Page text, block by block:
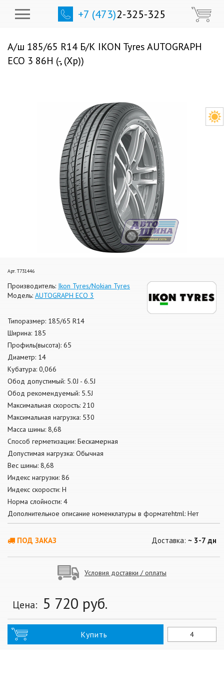
+7 (473)2-325-325
А/ш 185/65 R14 Б/К IKON Tyres AUTOGRAPH
ECO 3 86H (-, (Хр))
Арт. T731446
Производитель: Ikon Tyres/Nokian Tyres
Модель: AUTOGRAPH ECO 3
Типоразмер: 185/65 R14
Ширина: 185
Профиль(высота): 65
Диаметр: 14
Кубатура: 0,066
Обод допустимый: 5.0J - 6.5J
Обод рекомендуемый: 5.5J
Максимальная скорость: 210
Максимальная нагрузка: 530
Масса шины: 8,68
Способ герметизации: Бескамерная
Допустимая нагрузка: Обычная
Вес шины: 8,68
Индекс нагрузки: 86
Индекс скорости: H
Норма слойности: 4
Дополнительное описание номенклатуры в форматеhtml: Нет
ПОД ЗАКАЗ Доставка: ~ 3-7 дн
Условия доставки / оплаты
Цена: 5 720 руб.
Купить